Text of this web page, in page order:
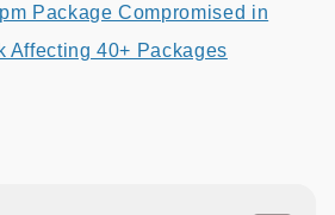
Package Compromised in
Affecting 40+ Packages